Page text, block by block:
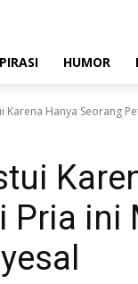
HUMOR
Karena Hanya Seorang
Pria